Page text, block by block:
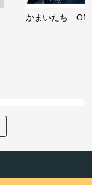
かまいたち